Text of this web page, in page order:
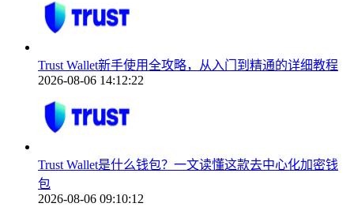
Trust Wallet新手使用全攻略，从入门到精通的详细教程
2026-08-06 14:12:22
Trust Wallet是什么钱包？一文读懂这款去中心化加密钱
包
2026-08-06 09:10:12